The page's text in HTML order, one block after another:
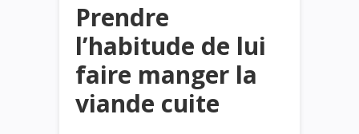
Prendre
l’habitude de lui
faire manger la
viande cuite